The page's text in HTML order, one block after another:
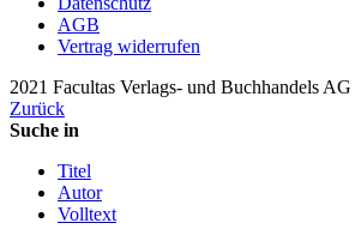
AGB
Vertrag widerrufen
2021 Facultas Verlags- und Buchhandels AG
Zurück
Suche in
Titel
Autor
Volltext